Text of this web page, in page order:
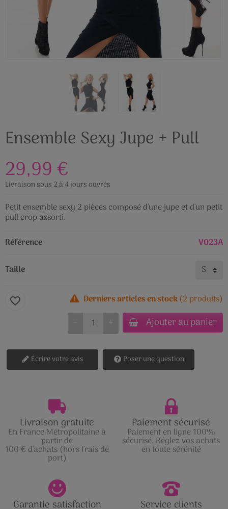
Ensemble Sexy Jupe + Pull
29,99 €
Livraison sous 2 à 4 jours ouvrés
Petit ensemble sexy 2 pièces composé d'une jupe et d'un petit
pull crop assorti.
Référence
V023A
Taille
Derniers articles en stock(2 produits)
+
− Ajouter au panier
favorite_border
Écrire votre avis Poser une question
Livraison gratuite
En France Métropolitaine à
partir de
100 € d'achats (hors frais de
port)
Paiement sécurisé
Paiement en ligne 100%
sécurisé. Réglez vos achats
en toute sérénité
Garantie satisfaction Service clients